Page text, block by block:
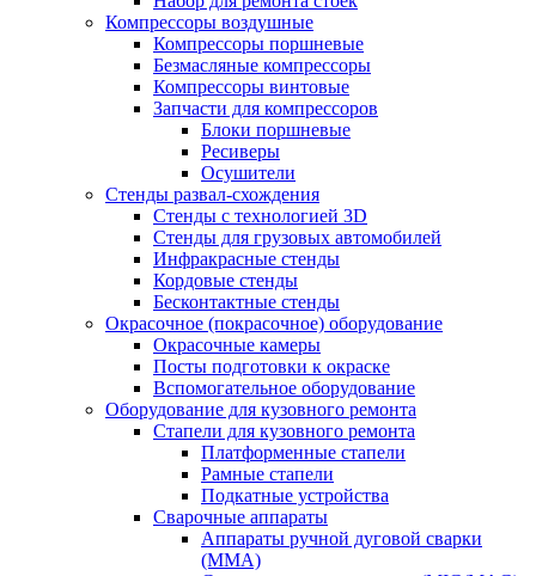
Компрессоры воздушные
Компрессоры поршневые
Безмасляные компрессоры
Компрессоры винтовые
Запчасти для компрессоров
Блоки поршневые
Ресиверы
Осушители
Стенды развал-схождения
Стенды с технологией 3D
Стенды для грузовых автомобилей
Инфракрасные стенды
Кордовые стенды
Бесконтактные стенды
Окрасочное (покрасочное) оборудование
Окрасочные камеры
Посты подготовки к окраске
Вспомогательное оборудование
Оборудование для кузовного ремонта
Стапели для кузовного ремонта
Платформенные стапели
Рамные стапели
Подкатные устройства
Сварочные аппараты
Аппараты ручной дуговой сварки
(MMA)